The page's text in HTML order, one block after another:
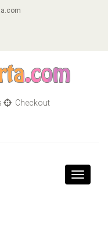
Checkout
Toggle